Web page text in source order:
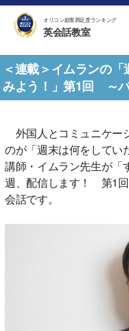
オリコン顧客満足度ランキング
英会話教室
＜連載＞イムランの
みよう！」第1回 ～
外国人とコミュニケー
のが「週末は何をしてい
講師・イムラン先生が「
週、配信します！ 第1
会話です。